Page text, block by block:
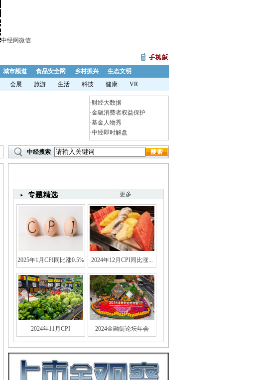
中经网微信
城市频道 食品安全网 乡村振兴
生态文明
会展 旅游 生活 科技 健康 VR
·财经大数据
·金融消费者权益保护
·基金人物秀
·中经即时解盘
中经搜索
专题精选 更多
2025年1月CPI同比涨0.5% 2024年12月CPI同比涨...
2024年11月CPI 2024金融街论坛年会